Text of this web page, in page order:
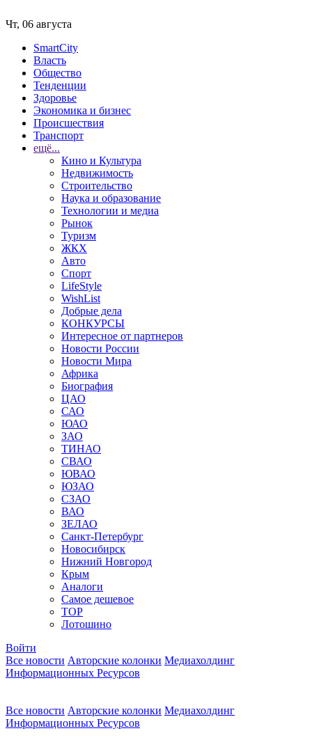
Чт, 06 августа
SmartCity
Власть
Общество
Тенденции
Здоровье
Экономика и бизнес
Происшествия
Транспорт
ещё...
Кино и Культура
Недвижимость
Строительство
Наука и образование
Технологии и медиа
Рынок
Туризм
ЖКХ
Авто
Спорт
LifeStyle
WishList
Добрые дела
КОНКУРСЫ
Интересное от партнеров
Новости России
Новости Мира
Африка
Биография
ЦАО
САО
ЮАО
ЗАО
ТИНАО
СВАО
ЮВАО
ЮЗАО
СЗАО
ВАО
ЗЕЛАО
Санкт-Петербург
Новосибирск
Нижний Новгород
Крым
Аналоги
Самое дешевое
TOP
Лотошино
Войти
Все новости Авторские колонки Медиахолдинг
Информационных Ресурсов
Все новости Авторские колонки Медиахолдинг
Информационных Ресурсов